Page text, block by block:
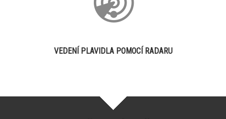
VEDENÍ PLAVIDLA POMOCÍ RADARU